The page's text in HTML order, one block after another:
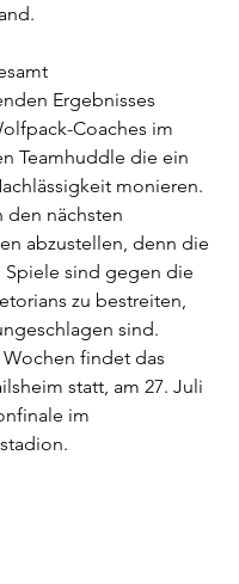
Ergebnisses
Coaches im
Teamhuddle die ein
monieren.
den nächsten
abzustellen, denn die
sind gegen die
zu bestreiten,
sind.
Wochen findet das
statt, am 27. Juli
im